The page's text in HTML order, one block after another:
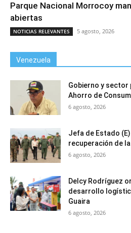
Parque Nacional Morrocoy
abiertas
NOTICIAS RELEVANTES 5 agosto, 2026
Venezuela
Gobierno y sector
Ahorro de
6 agosto, 2026
Jefa de Estado
recuperación de la
6 agosto, 2026
Delcy Rodríguez
desarrollo
Guaira
6 agosto, 2026